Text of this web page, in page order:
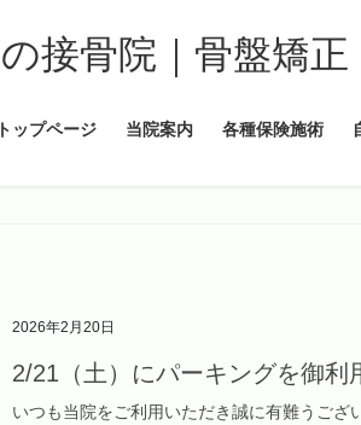
トップページ 当院案内 各種保険施術
2026年2月20日
2/21（土）にパーキングを御利
いつも当院をご利用いただき誠に有難うご